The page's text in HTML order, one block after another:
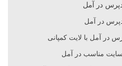
در آمل
در آمل
در آمل با لایت کمپانی
مناسب در آمل